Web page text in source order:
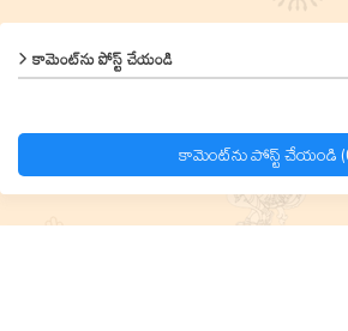
కామెంట్‌ను పోస్ట్ చేయండి
కామెంట్‌ను పోస్ట్ చేయండి